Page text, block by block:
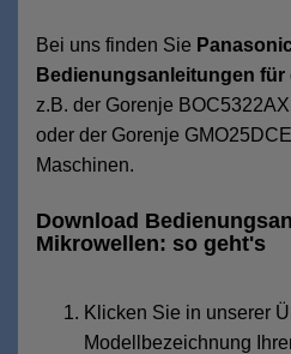
Bei uns finden Sie
Bedienungsanleitungen für
z.B. der Gorenje
oder der Gorenje
Maschinen.
Download
Mikrowellen: so geht's
Klicken Sie in unserer
Modellbezeichnung